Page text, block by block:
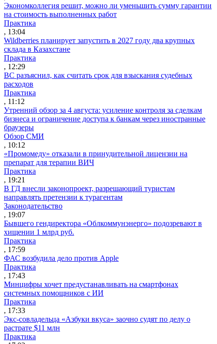
Экономколлегия решит, можно ли уменьшить сумму гарантии
на стоимость выполненных работ
Практика
, 13:04
Wildberries планирует запустить в 2027 году два крупных
склада в Казахстане
Практика
, 12:29
ВС разъяснил, как считать срок для взыскания судебных
расходов
Практика
, 11:12
Утренний обзор за 4 августа: усиление контроля за сделкам
бизнеса и ограничение доступа к банкам через иностранные
браузеры
Обзор СМИ
, 10:12
«Промомеду» отказали в принудительной лицензии на
препарат для терапии ВИЧ
Практика
, 19:21
В ГД внесли законопроект, разрешающий туристам
направлять претензии к турагентам
Законодательство
, 19:07
Бывшего гендиректора «Облкоммунэнерго» подозревают в
хищении 1 млрд руб.
Практика
, 17:59
ФАС возбудила дело против Apple
Практика
, 17:43
Минцифры хочет предустанавливать на смартфонах
системных помощников с ИИ
Практика
, 17:33
Экс-совладельца «Азбуки вкуса» заочно судят по делу о
растрате $11 млн
Практика